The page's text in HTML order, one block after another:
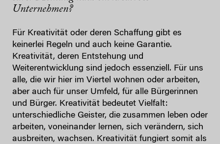
Unternehmen?
Für Kreativität oder deren Schaffung gibt es
keinerlei Regeln und auch keine Garantie.
Kreativität, deren Entstehung und
Weiterentwicklung sind jedoch essenziell. Für uns
alle, die wir hier im Viertel wohnen oder arbeiten,
aber auch für unser Umfeld, für alle Bürgerinnen
und Bürger. Kreativität bedeutet Vielfalt:
unterschiedliche Geister, die zusammen leben oder
arbeiten, voneinander lernen, sich verändern, sich
ausbreiten, wachsen. Kreativität fungiert somit als